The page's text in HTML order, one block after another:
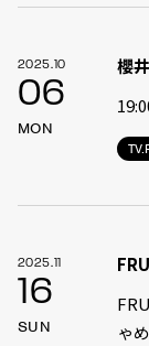
2025.10
06
MON
櫻
2025.11
16
SUN
ゃ